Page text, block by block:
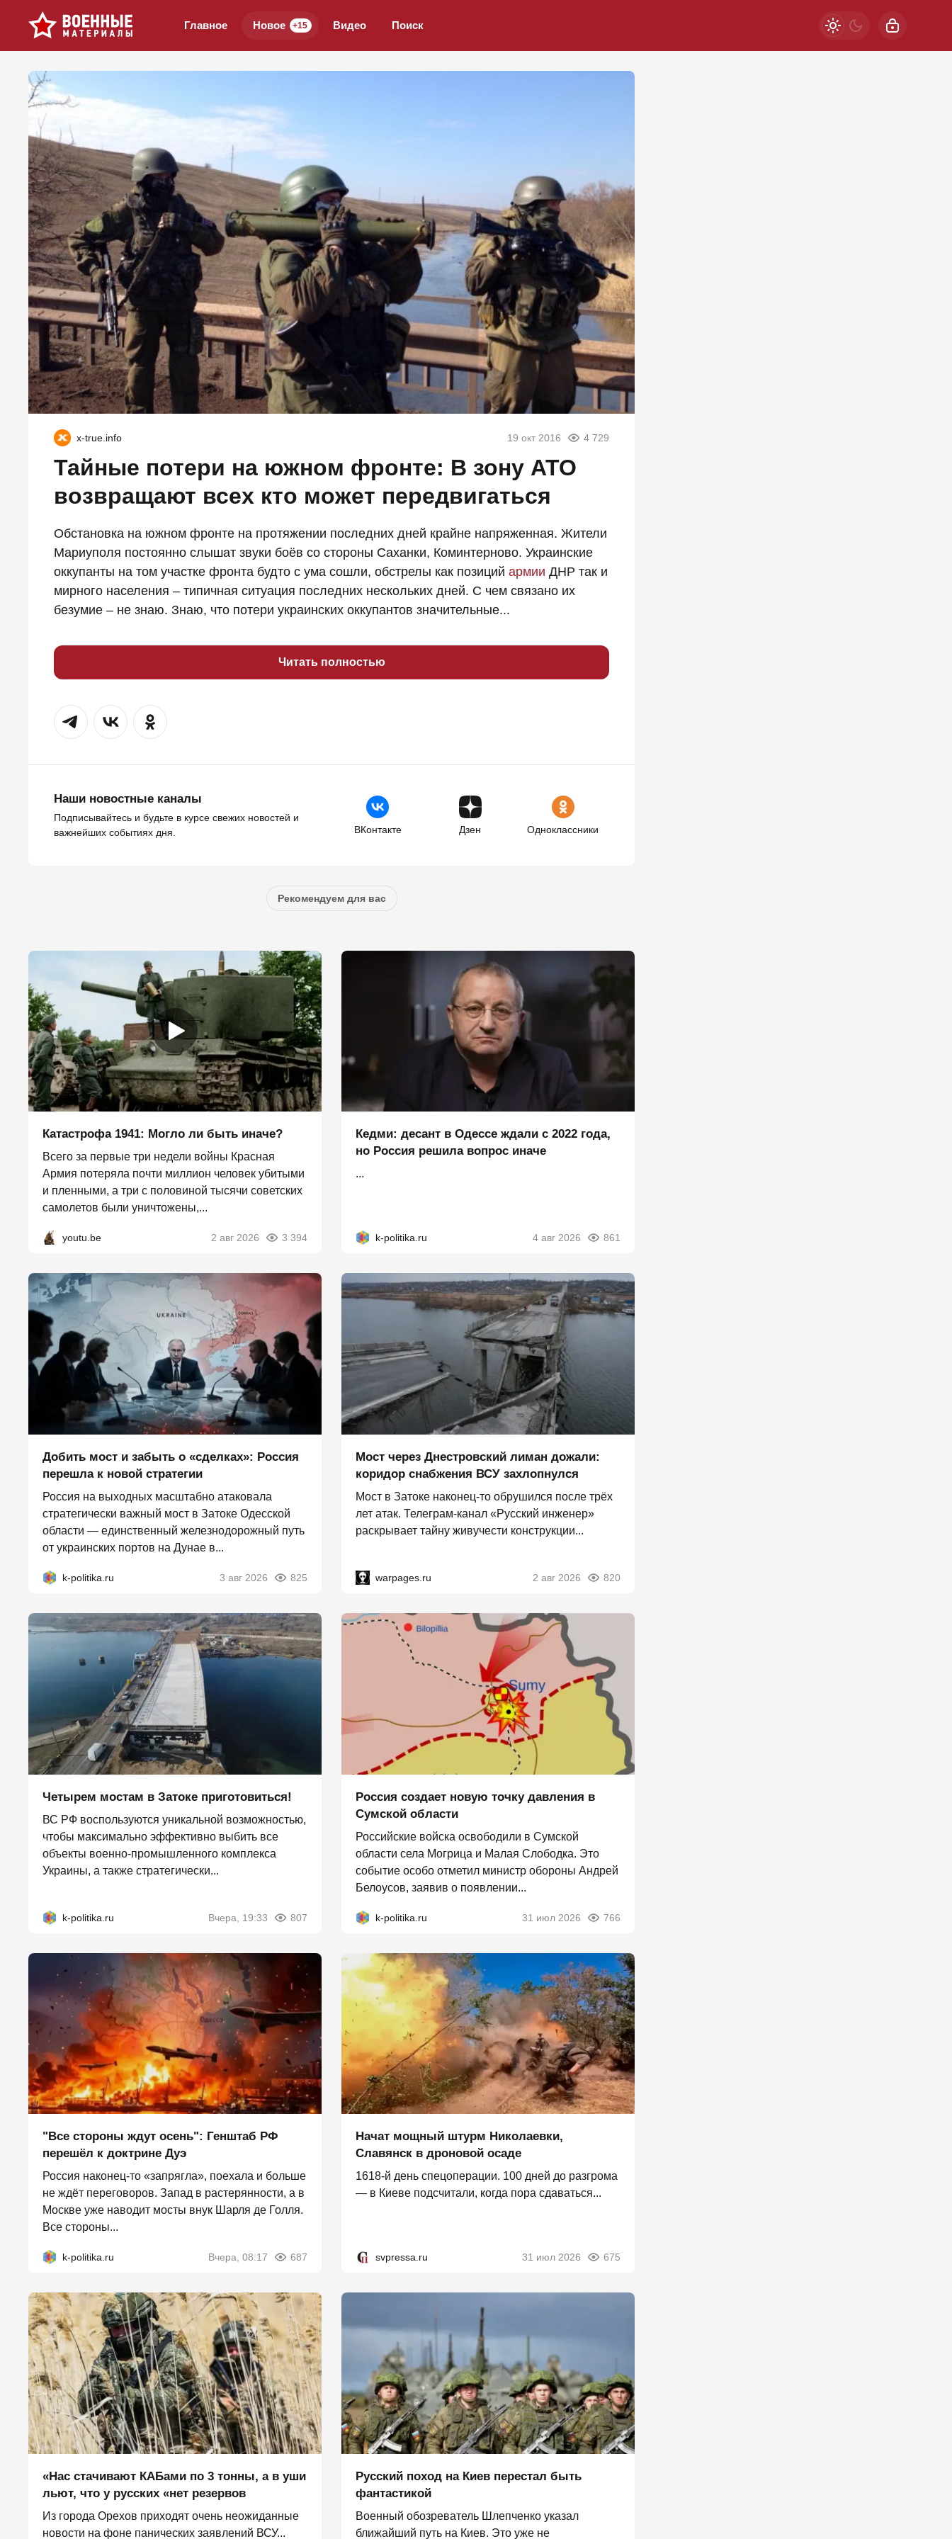
Главное Новое +15 Видео Поиск
x-true.info 19 окт 2016 4 729
Тайные потери на южном фронте: В зону АТО
возвращают всех кто может передвигаться
Обстановка на южном фронте на протяжении последних дней крайне напряженная. Жители
Мариуполя постоянно слышат звуки боёв со стороны Саханки, Коминтерново. Украинские
оккупанты на том участке фронта будто с ума сошли, обстрелы как позиций армии ДНР так и
мирного населения – типичная ситуация последних нескольких дней. С чем связано их
безумие – не знаю. Знаю, что потери украинских оккупантов значительные...
Читать полностью
Наши новостные каналы
Подписывайтесь и будьте в курсе свежих новостей и
важнейших событиях дня.
ВКонтакте Дзен Одноклассники
Рекомендуем для вас
Катастрофа 1941: Могло ли быть иначе?
Всего за первые три недели войны Красная
Армия потеряла почти миллион человек убитыми
и пленными, а три с половиной тысячи советских
самолетов были уничтожены,...
youtu.be 2 авг 2026 3 394
Кедми: десант в Одессе ждали с 2022 года,
но Россия решила вопрос иначе
...
k-politika.ru 4 авг 2026 861
Добить мост и забыть о «сделках»: Россия
перешла к новой стратегии
Россия на выходных масштабно атаковала
стратегически важный мост в Затоке Одесской
области — единственный железнодорожный путь
от украинских портов на Дунае в...
k-politika.ru 3 авг 2026 825
Мост через Днестровский лиман дожали:
коридор снабжения ВСУ захлопнулся
Мост в Затоке наконец-то обрушился после трёх
лет атак. Телеграм-канал «Русский инженер»
раскрывает тайну живучести конструкции...
warpages.ru 2 авг 2026 820
Четырем мостам в Затоке приготовиться!
ВС РФ воспользуются уникальной возможностью,
чтобы максимально эффективно выбить все
объекты военно-промышленного комплекса
Украины, а также стратегически...
k-politika.ru Вчера, 19:33 807
Россия создает новую точку давления в
Сумской области
Российские войска освободили в Сумской
области села Могрица и Малая Слободка. Это
событие особо отметил министр обороны Андрей
Белоусов, заявив о появлении...
k-politika.ru 31 июл 2026 766
"Все стороны ждут осень": Генштаб РФ
перешёл к доктрине Дуэ
Россия наконец-то «запрягла», поехала и больше
не ждёт переговоров. Запад в растерянности, а в
Москве уже наводит мосты внук Шарля де Голля.
Все стороны...
k-politika.ru Вчера, 08:17 687
Начат мощный штурм Николаевки,
Славянск в дроновой осаде
1618-й день спецоперации. 100 дней до разгрома
— в Киеве подсчитали, когда пора сдаваться...
svpressa.ru 31 июл 2026 675
«Нас стачивают КАБами по 3 тонны, а в уши
льют, что у русских «нет резервов
Из города Орехов приходят очень неожиданные
новости на фоне панических заявлений ВСУ...
Русский поход на Киев перестал быть
фантастикой
Военный обозреватель Шлепченко указал
ближайший путь на Киев. Это уже не